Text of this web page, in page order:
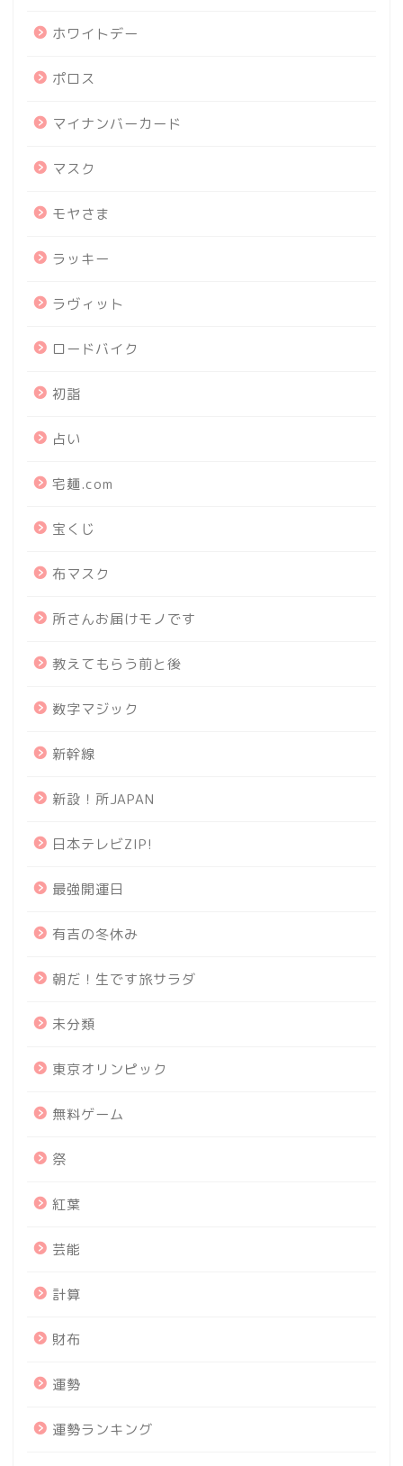
ホワイトデー
ポロス
マイナンバーカード
マスク
モヤさま
ラッキー
ラヴィット
ロードバイク
初詣
占い
宅麺.com
宝くじ
布マスク
所さんお届けモノです
教えてもらう前と後
数字マジック
新幹線
新設！所JAPAN
日本テレビZIP!
最強開運日
有吉の冬休み
朝だ！生です旅サラダ
未分類
東京オリンピック
無料ゲーム
祭
紅葉
芸能
計算
財布
運勢
運勢ランキング